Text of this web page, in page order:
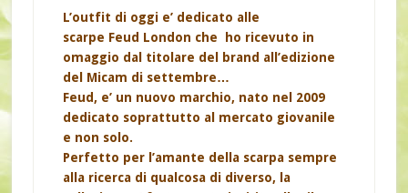
L’outfit di oggi e’ dedicato alle
scarpe Feud London che ho ricevuto in
omaggio dal titolare del brand all’edizione
del Micam di settembre…
Feud, e’ un nuovo marchio, nato nel 2009
dedicato soprattutto al mercato giovanile
e non solo.
Perfetto per l’amante della scarpa sempre
alla ricerca di qualcosa di diverso, la